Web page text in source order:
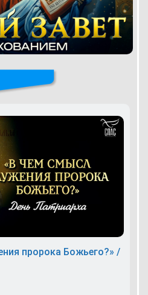
пророка Божьего?» /